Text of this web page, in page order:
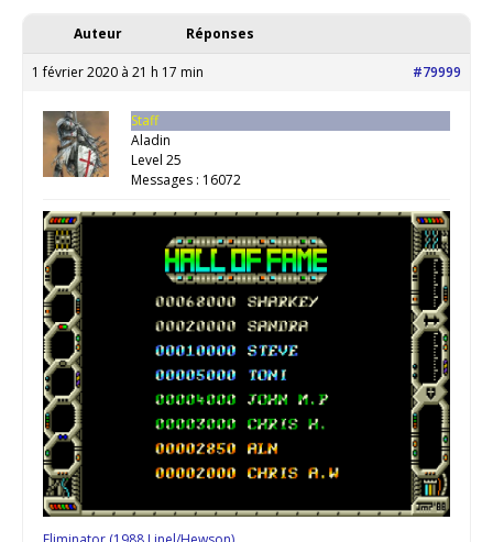
Auteur Réponses
1 février 2020 à 21 h 17 min #79999
Staff
Aladin
Level 25
Messages : 16072